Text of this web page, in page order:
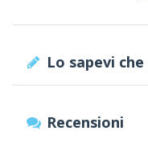
Lo sapevi che
Recensioni